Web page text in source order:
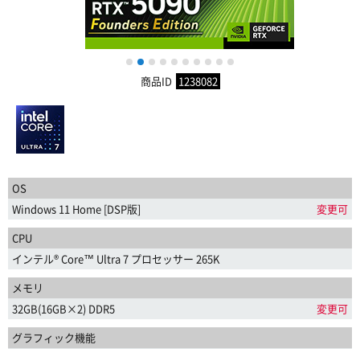
1 2 3 4 5 6 7 8 9
商品ID 1238082
OS
Windows 11 Home [DSP版]
変更可
CPU
インテル® Core™ Ultra 7 プロセッサー 265K
メモリ
32GB(16GB×2) DDR5
変更可
グラフィック機能